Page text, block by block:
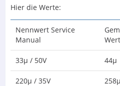
Hier die Werte:
Nennwert Service
Manual
Wert
33µ / 50V 44µ
220µ / 35V 258µ